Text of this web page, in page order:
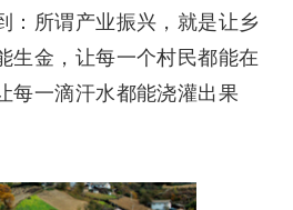
：所谓产业振兴，就是让乡
生金，让每一个村民都能在
每一滴汗水都能浇灌出果